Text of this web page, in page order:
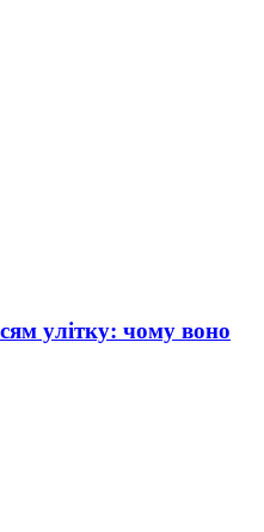
улітку: чому воно